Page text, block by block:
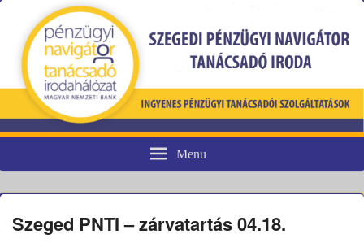
Pénzügyi fogyasztóvédelem
Menu
Szeged PNTI – zárvatartás 04.18.